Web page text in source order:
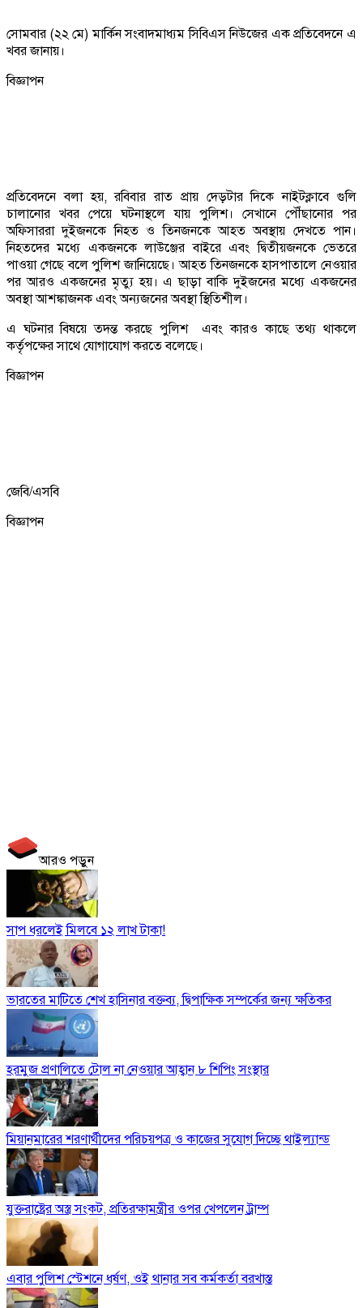
সোমবার (২২ মে) মার্কিন সংবাদমাধ্যম সিবিএস নিউজের এক প্রতিবেদনে এ
খবর জানায়।
বিজ্ঞাপন
প্রতিবেদনে বলা হয়, রবিবার রাত প্রায় দেড়টার দিকে নাইটক্লাবে গুলি
চালানোর খবর পেয়ে ঘটনাস্থলে যায় পুলিশ। সেখানে পৌঁছানোর পর
অফিসাররা দুইজনকে নিহত ও তিনজনকে আহত অবস্থায় দেখতে পান।
নিহতদের মধ্যে একজনকে লাউঞ্জের বাইরে এবং দ্বিতীয়জনকে ভেতরে
পাওয়া গেছে বলে পুলিশ জানিয়েছে। আহত তিনজনকে হাসপাতালে নেওয়ার
পর আরও একজনের মৃত্যু হয়। এ ছাড়া বাকি দুইজনের মধ্যে একজনের
অবস্থা আশঙ্কাজনক এবং অন্যজনের অবস্থা স্থিতিশীল।
এ ঘটনার বিষয়ে তদন্ত করছে পুলিশ এবং কারও কাছে তথ্য থাকলে
কর্তৃপক্ষের সাথে যোগাযোগ করতে বলেছে।
বিজ্ঞাপন
জেবি/এসবি
বিজ্ঞাপন
আরও পড়ুন
সাপ ধরলেই মিলবে ১২ লাখ টাকা!
ভারতের মাটিতে শেখ হাসিনার বক্তব্য, দ্বিপাক্ষিক সম্পর্কের জন্য ক্ষতিকর
হরমুজ প্রণালিতে টোল না নেওয়ার আহ্বান ৮ শিপিং সংস্থার
মিয়ানমারের শরণার্থীদের পরিচয়পত্র ও কাজের সুযোগ দিচ্ছে থাইল্যান্ড
যুক্তরাষ্ট্রের অস্ত্র সংকট, প্রতিরক্ষামন্ত্রীর ওপর খেপলেন ট্রাম্প
এবার পুলিশ স্টেশনে ধর্ষণ, ওই থানার সব কর্মকর্তা বরখাস্ত